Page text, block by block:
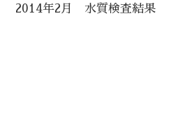
2014年2月 水質検査結果